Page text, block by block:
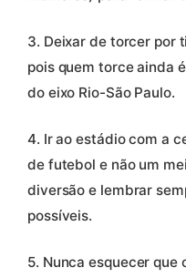
3. Deixar de torcer por
pois quem torce ainda
do eixo Rio-São Paulo.
4. Ir ao estádio com a
de futebol e não um
diversão e lembrar
possíveis.
5. Nunca esquecer que